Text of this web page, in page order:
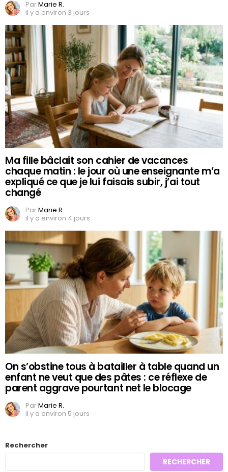
ParMarie R.
il y a environ 3 jours
Ma fille bâclait son cahier de vacances
chaque matin : le jour où une enseignante m’a
expliqué ce que je lui faisais subir, j’ai tout
changé
ParMarie R.
il y a environ 4 jours
On s’obstine tous à batailler à table quand un
enfant ne veut que des pâtes : ce réflexe de
parent aggrave pourtant net le blocage
ParMarie R.
il y a environ 5 jours
Rechercher
RECHERCHER